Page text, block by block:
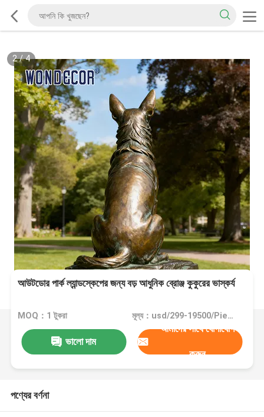
2/4
আউটডোর পার্ক ল্যান্ডস্কেপের জন্য বড় আধুনিক ব্রোঞ্জ কুকুরের ভাস্কর্য
MOQ：1 টুকরা মূল্য：usd/299-19500/Piece
ভালো দাম
আমাদের সাথে যোগাযোগ
করুন
পণ্যের বর্ণনা